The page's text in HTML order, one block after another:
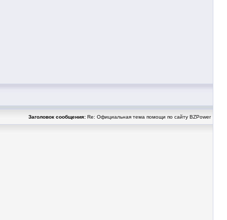
Заголовок сообщения: Re: Официальная тема помощи по сайту BZPower